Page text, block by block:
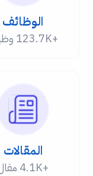
الوظائف
+123.7K وظيفة
المقالات
+4.1K مقال